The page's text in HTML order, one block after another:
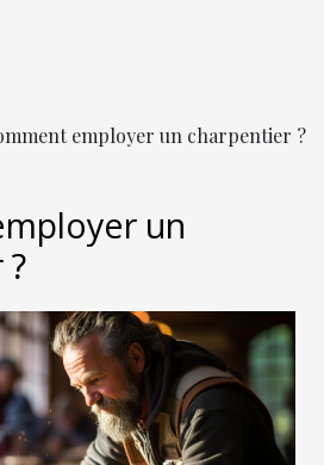
employer un charpentier ?
un